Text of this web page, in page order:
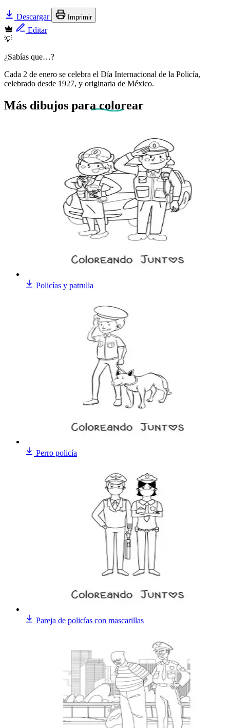
Descargar Imprimir
Editar
💡
¿Sabías que…?
Cada 2 de enero se celebra el Día Internacional de la Policía,
celebrado desde 1927, y originaria de México.
Más dibujos para colorear
Policías y patrulla
Perro policía
Pareja de policías con mascarillas